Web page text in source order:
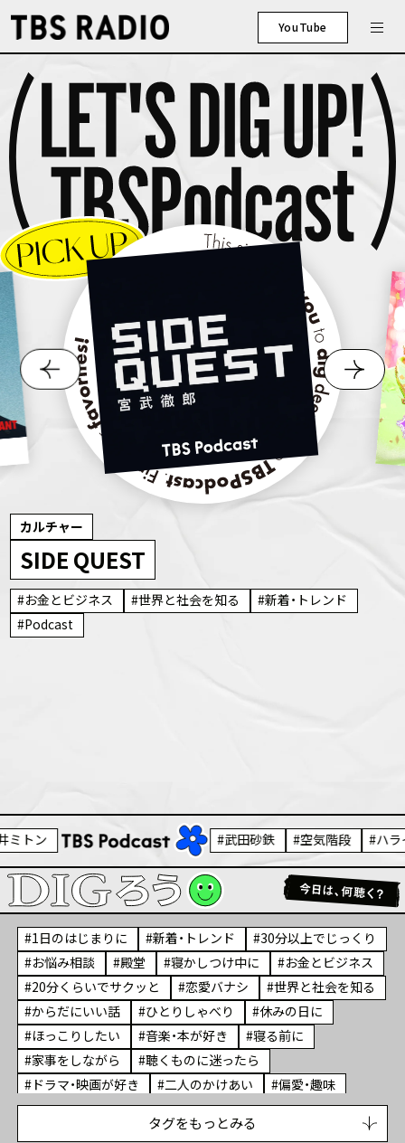
YouTube
カルチャー
SIDE QUEST
お金とビジネス 世界と社会を知る
新着・トレンド
Podcast
武田砂鉄 空気階段 ハライチ
1日のはじまりに 新着・トレンド
30分以上でじっくり
お悩み相談
殿堂 寝かしつけ中に
お金とビジネス
20分くらいでサクッと
恋愛バナシ
世界と社会を知る
からだにいい話
ひとりしゃべり
休みの日に
ほっこりしたい
音楽・本が好き
寝る前に
家事をしながら
聴くものに迷ったら
ドラマ・映画が好き
二人のかけあい
偏愛・趣味
ライフステージに合わせて
子育てのリアル
笑いたい
タグをもっとみる